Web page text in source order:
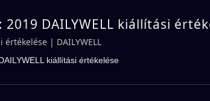
DAILYWELL kiállítási
értékelése | DAILYWELL
kiállítási értékelése